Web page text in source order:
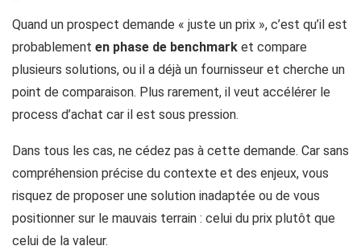
Quand un prospect demande « juste un prix », c’est qu’il est
probablement en phase de benchmark et compare
plusieurs solutions, ou il a déjà un fournisseur et cherche un
point de comparaison. Plus rarement, il veut accélérer le
process d’achat car il est sous pression.
Dans tous les cas, ne cédez pas à cette demande. Car sans
compréhension précise du contexte et des enjeux, vous
risquez de proposer une solution inadaptée ou de vous
positionner sur le mauvais terrain : celui du prix plutôt que
celui de la valeur.